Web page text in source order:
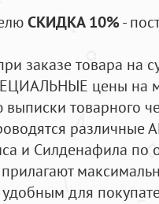
СКИДКА 10%-
заказе товара на
цены на
товарного
и Силденафила по
для